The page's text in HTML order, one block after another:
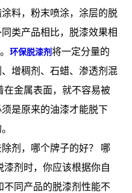
料，粉末喷涂，涂层的脱
类产品相比，脱漆效果相
环保脱漆剂 将一定分量的
增稠剂、石蜡、渗透剂混
在金属表面，就不容易被
是原来的油漆才能脱下
剂，哪个牌子的好？ 哪
剂时，你应该根据你自
不同产品的脱漆剂性能不